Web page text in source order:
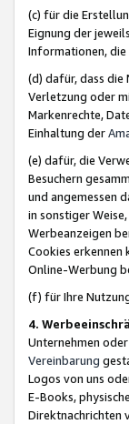
(c) für die
Eignung der
Informationen, die
(d) dafür, dass die
Verletzung oder
Markenrechte,
Einhaltung der
(e) dafür, die
Besuchern
und angemessen
in sonstiger
Werbeanzeigen
Cookies erkennen
Online-Werbung
(f) für Ihre
4.
Unternehmen
Vereinbarung
Logos von uns
E-Books,
Direktnachrichten